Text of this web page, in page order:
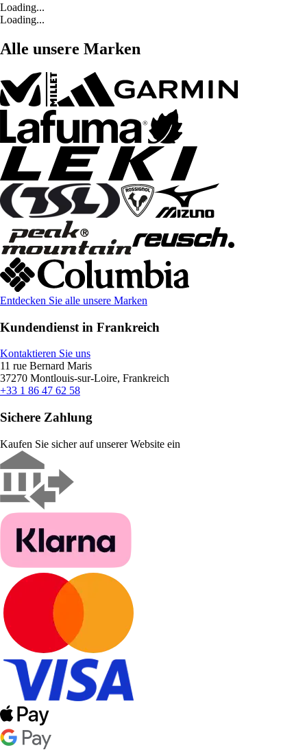
Loading...
Loading...
Alle unsere Marken
Entdecken Sie alle unsere Marken
Kundendienst in Frankreich
Kontaktieren Sie uns
11 rue Bernard Maris
37270 Montlouis-sur-Loire, Frankreich
+33 1 86 47 62 58
Sichere Zahlung
Kaufen Sie sicher auf unserer Website ein